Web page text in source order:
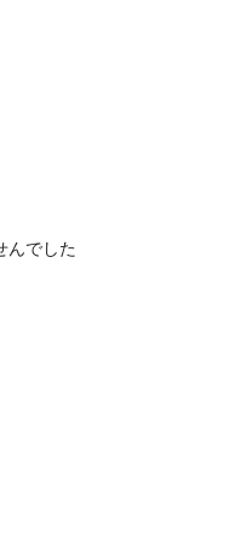
んでした